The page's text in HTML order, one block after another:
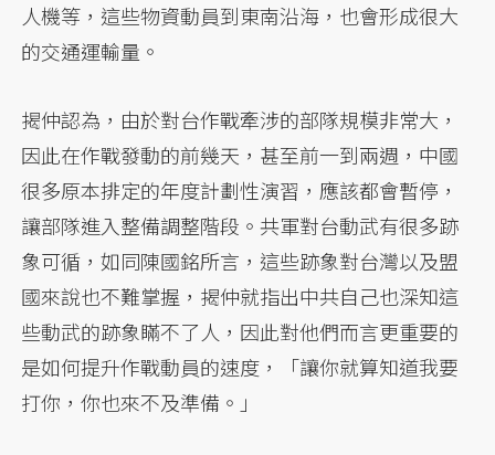
人機等，這些物資動員到東南沿海，也會形成很大
的交通運輸量。
揭仲認為，由於對台作戰牽涉的部隊規模非常大，
因此在作戰發動的前幾天，甚至前一到兩週，中國
很多原本排定的年度計劃性演習，應該都會暫停，
讓部隊進入整備調整階段。共軍對台動武有很多跡
象可循，如同陳國銘所言，這些跡象對台灣以及盟
國來說也不難掌握，揭仲就指出中共自己也深知這
些動武的跡象瞞不了人，因此對他們而言更重要的
是如何提升作戰動員的速度，「讓你就算知道我要
打你，你也來不及準備。」